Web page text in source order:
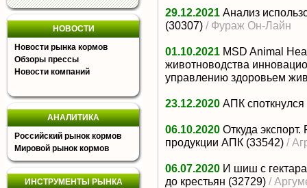
НОВОСТИ
Новости рынка кормов
Обзоры прессы
Новости компаний
АНАЛИТИКА
Российский рынок кормов
Мировой рынок кормов
ИНСТРУМЕНТЫ РЫНКА
29.12.2021 Анализ
(30307) / Фураж Он-Лайн
01.10.2021 MSD Animal
животноводства
управлению здоровьем
23.12.2020 АПК споткнулся
06.10.2020 Откуда
продукции АПК (33542) /
06.07.2020 И шиш с
до крестьян (32729) /